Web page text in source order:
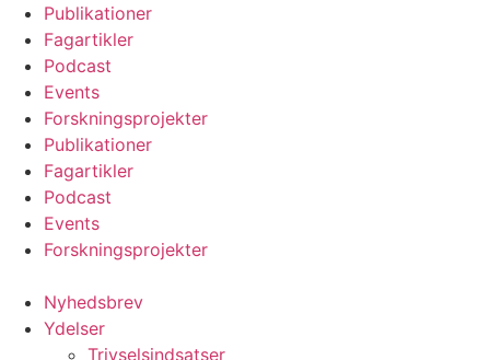
Videre
indhold
Publikationer
Fagartikler
Podcast
Events
Forskningsprojekter
Publikationer
Fagartikler
Podcast
Events
Forskningsprojekter
Nyhedsbrev
Ydelser
Trivselsindsatser